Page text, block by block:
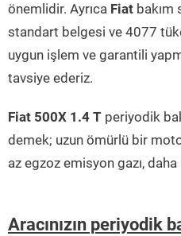
önemlidir. Ayrıca Fiat bakım
standart belgesi ve 4077
uygun işlem ve garantili
tavsiye ederiz.
Fiat 500X 1.4 T periyodik
demek; uzun ömürlü bir
az egzoz emisyon gazı,
Aracınızın periyodik